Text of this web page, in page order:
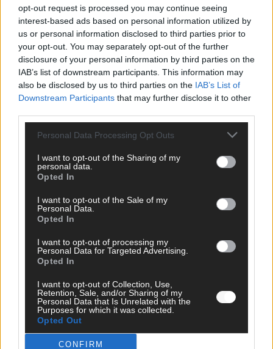
opt-out request is processed you may continue seeing
interest-based ads based on personal information utilized by
us or personal information disclosed to third parties prior to
your opt-out. You may separately opt-out of the further
disclosure of your personal information by third parties on the
IAB’s list of downstream participants. This information may
also be disclosed by us to third parties on the IAB’s List of
Downstream Participants that may further disclose it to other
Personal Data Processing Opt Outs
I want to opt-out of the Sharing of my
personal data.
Opted In
I want to opt-out of the Sale of my
Personal Data.
Opted In
I want to opt-out of processing my
Personal Data for Targeted Advertising.
Opted In
I want to opt-out of Collection, Use,
Retention, Sale, and/or Sharing of my
Personal Data that Is Unrelated with the
Purposes for which it was collected.
Opted Out
CONFIRM